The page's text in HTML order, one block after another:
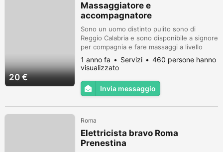
20 €
Massaggiatore e
accompagnatore
Sono un uomo distinto pulito sono di
Reggio Calabria e sono disponibile a signore
per compagnia e fare massaggi a livello
perineale al vostro domicilio.
1 anno fa Servizi
460 persone hanno
visualizzato
Invia messaggio
Roma
Elettricista bravo Roma
Prenestina